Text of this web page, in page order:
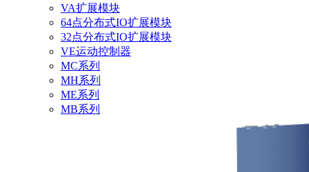
VA扩展模块
64点分布式IO扩展模块
32点分布式IO扩展模块
VE运动控制器
MC系列
MH系列
ME系列
MB系列